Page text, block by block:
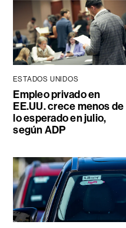
ESTADOS UNIDOS
Empleo privado en
EE.UU. crece menos de
lo esperado en julio,
según ADP